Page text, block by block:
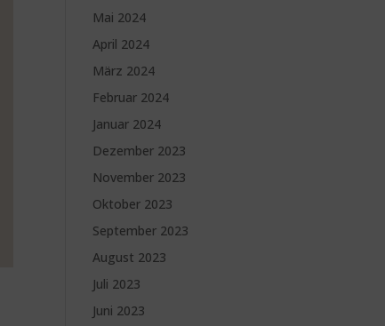
Mai 2024
April 2024
März 2024
Februar 2024
Januar 2024
Dezember 2023
November 2023
Oktober 2023
September 2023
August 2023
Juli 2023
Juni 2023